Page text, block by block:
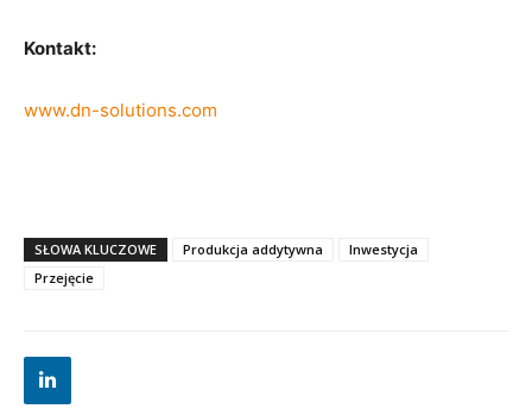
Kontakt:
www.dn-solutions.com
SŁOWA KLUCZOWE Produkcja addytywna
Inwestycja
Przejęcie